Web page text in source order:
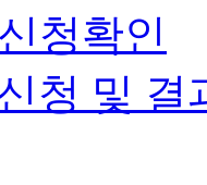
청확인
청 및 결